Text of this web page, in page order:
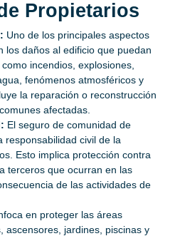
Propietarios
Uno de los principales aspectos
los daños al edificio que puedan
incendios, explosiones,
fenómenos atmosféricos y
la reparación o reconstrucción
afectadas.
El seguro de comunidad de
responsabilidad civil de la
Esto implica protección contra
terceros que ocurran en las
de las actividades de
en proteger las áreas
ascensores, jardines, piscinas y